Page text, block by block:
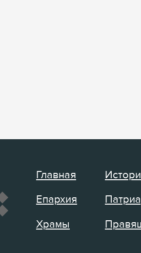
Главная
Епархия
Храмы